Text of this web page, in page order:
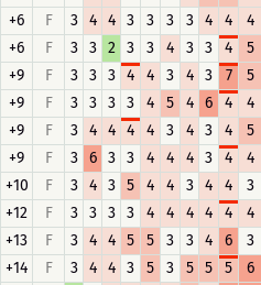
+6 F 3 4 4 3 3 3 3 4 4
4
+6 F 3 3 2 3 3 4 3 3 4
5
+9 F 3 3 3 4 4 3 4 3 7
5
+9 F 3 3 3 3 4 5 4 6 4
4
+9 F 3 4 4 4 4 3 4 3 4
5
+9 F 3 6 3 3 4 4 4 3 4
4
+10 F 3 4 3 5 4 4 3 4 4
3
+12 F 3 3 3 3 4 4 4 4 4
4
+13 F 3 4 4 5 5 3 3 4 6
3
+14 F 3 4 4 3 5 3 5 5 5
6